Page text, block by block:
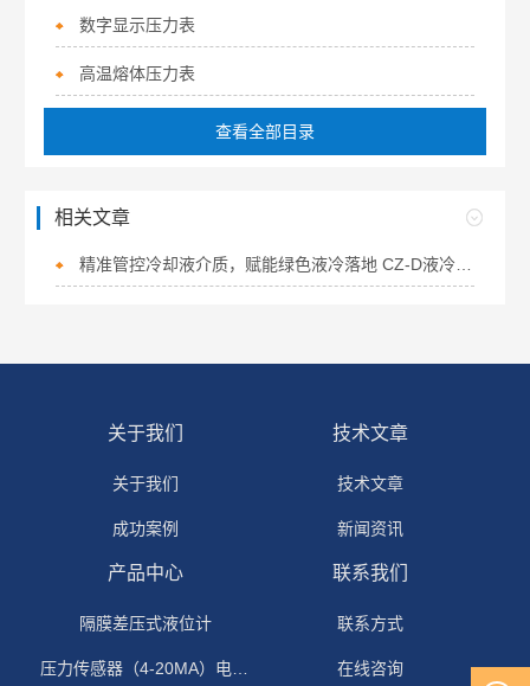
数字显示压力表
高温熔体压力表
查看全部目录
相关文章
关于我们
关于我们
成功案例
技术文章
技术文章
新闻资讯
产品中心
隔膜差压式液位计
压力传感器（4-20MA）电流输出
联系我们
联系方式
在线咨询